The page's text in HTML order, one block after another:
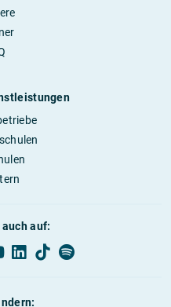
auf: